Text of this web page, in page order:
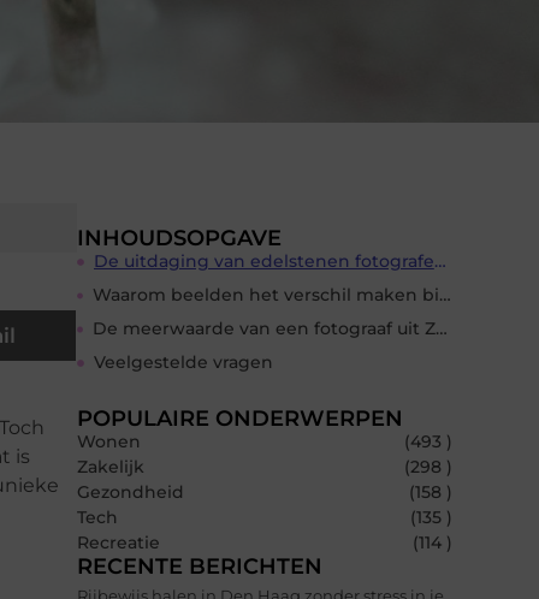
is
INHOUDSOPGAVE
De uitdaging van edelstenen fotograferen
Waarom beelden het verschil maken bij verkoop
De meerwaarde van een fotograaf uit Zundert
Veelgestelde vragen
POPULAIRE ONDERWERPEN
Wonen
(493 )
Zakelijk
(298 )
Gezondheid
(158 )
Tech
(135 )
Recreatie
(114 )
RECENTE BERICHTEN